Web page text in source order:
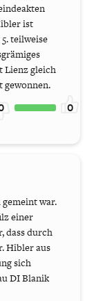
ist
teilweise
Lienz gleich
gewonnen.
0
war.
einer
dass durch
Hibler aus
sich
DI Blanik